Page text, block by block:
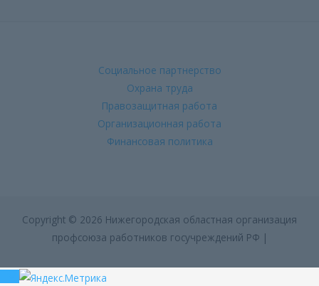
Социальное партнерство
Охрана труда
Правозащитная работа
Организационная работа
Финансовая политика
Copyright © 2026 Нижегородская областная организация
профсоюза работников госучреждений РФ |
Пролистать